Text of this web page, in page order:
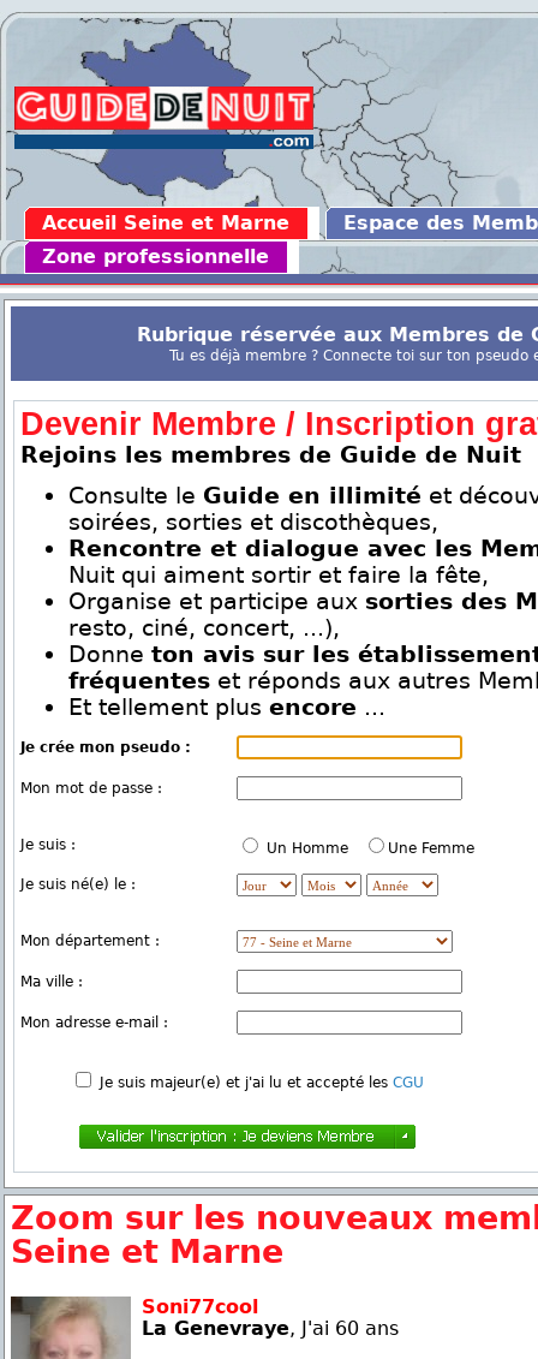
Accueil Seine et Marne
Espace des
Zone professionnelle
Rubrique réservée aux Membres de
Tu es déjà membre ? Connecte toi sur ton pseudo
Devenir Membre / Inscription
Rejoins les membres de Guide de Nuit
Consulte le Guide en illimité et
soirées, sorties et discothèques,
Rencontre et dialogue avec les
Nuit qui aiment sortir et faire la fête,
Organise et participe aux sorties des
resto, ciné, concert, ...),
Donne ton avis sur les
fréquentes et réponds aux autres
Et tellement plus encore ...
Je crée mon pseudo :
Mon mot de passe :
Je suis : Un Homme Une Femme
Je suis né(e) le :
Mon département :
Ma ville :
Mon adresse e-mail :
Je suis majeur(e) et j'ai lu et accepté les CGU
Zoom sur les nouveaux
Seine et Marne
Soni77cool
La Genevraye, J'ai 60 ans